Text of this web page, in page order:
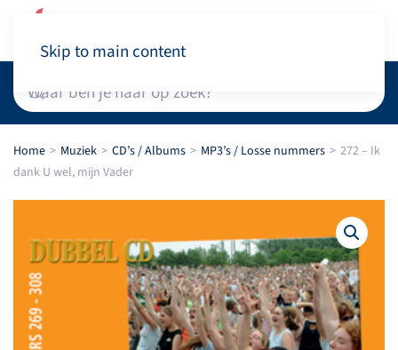
Skip to main content
Home Muziek CD’s / Albums MP3’s / Losse nummers
272 – Ik
dank U wel, mijn Vader